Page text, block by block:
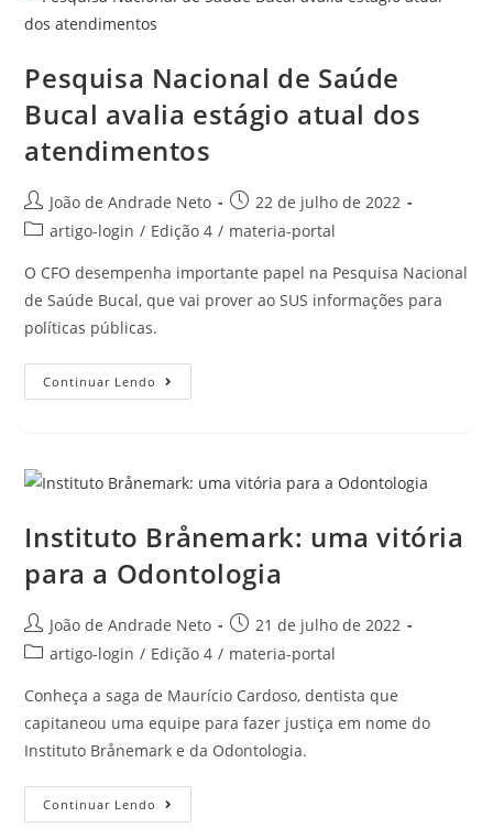
Pesquisa Nacional de Saúde
Bucal avalia estágio atual dos
atendimentos
João de Andrade Neto
22 de julho de 2022
artigo-login / Edição 4 / materia-portal
O CFO desempenha importante papel na Pesquisa Nacional
de Saúde Bucal, que vai prover ao SUS informações para
políticas públicas.
Continuar Lendo
Instituto Brånemark: uma vitória
para a Odontologia
João de Andrade Neto
21 de julho de 2022
artigo-login / Edição 4 / materia-portal
Conheça a saga de Maurício Cardoso, dentista que
capitaneou uma equipe para fazer justiça em nome do
Instituto Brånemark e da Odontologia.
Continuar Lendo